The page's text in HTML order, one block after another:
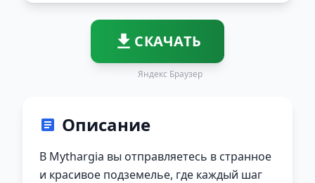
СКАЧАТЬ
Яндекс Браузер
Описание
В Mythargia вы отправляетесь в странное
и красивое подземелье, где каждый шаг